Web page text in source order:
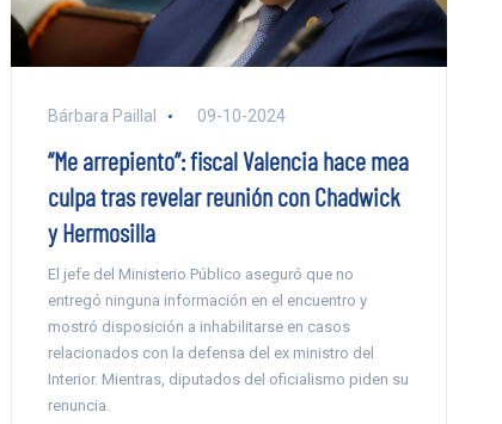
Bárbara Paillal 09-10-2024
“Me arrepiento”: fiscal Valencia hace mea
culpa tras revelar reunión con Chadwick
y Hermosilla
El jefe del Ministerio Público aseguró que no
entregó ninguna información en el encuentro y
mostró disposición a inhabilitarse en casos
relacionados con la defensa del ex ministro del
Interior. Mientras, diputados del oficialismo piden su
renuncia.